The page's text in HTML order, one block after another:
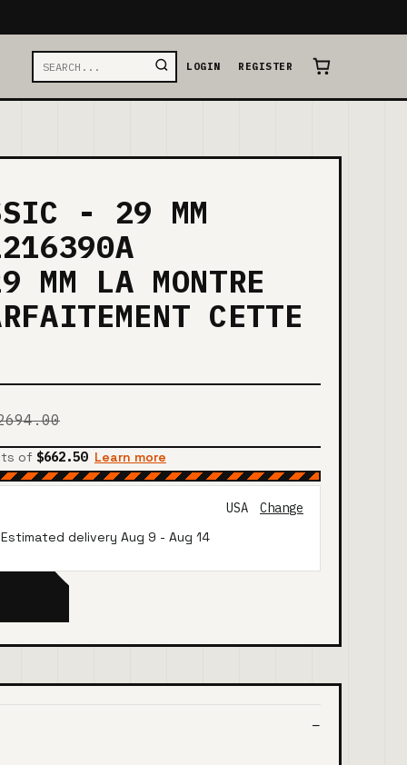
LOGIN REGISTER
- 29 MM
MM LA MONTRE
CETTE
of $662.50 Learn more
USA
Change
delivery Aug 9 - Aug 14